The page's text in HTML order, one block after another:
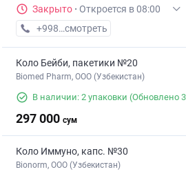
Закрыто · Откроется в 08:00
+998 (94) XXX-XX-XX
смотреть
Коло Бейби, пакетики №20
Biomed Pharm, OOO (Узбекистан)
В наличии: 2 упаковки (Обновлено
297 000 сум
Коло Иммуно, капс. №30
Bionorm, OOO (Узбекистан)